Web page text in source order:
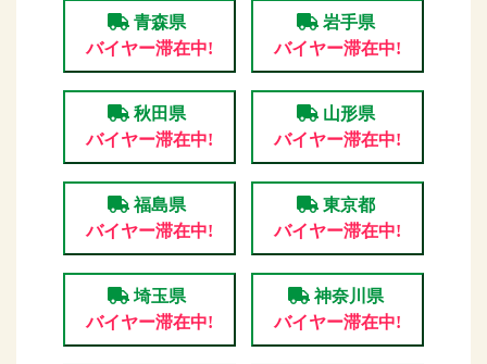
青森県
バイヤー滞在中!
岩手県
バイヤー滞在中!
秋田県
バイヤー滞在中!
山形県
バイヤー滞在中!
福島県
バイヤー滞在中!
東京都
バイヤー滞在中!
埼玉県
バイヤー滞在中!
神奈川県
バイヤー滞在中!